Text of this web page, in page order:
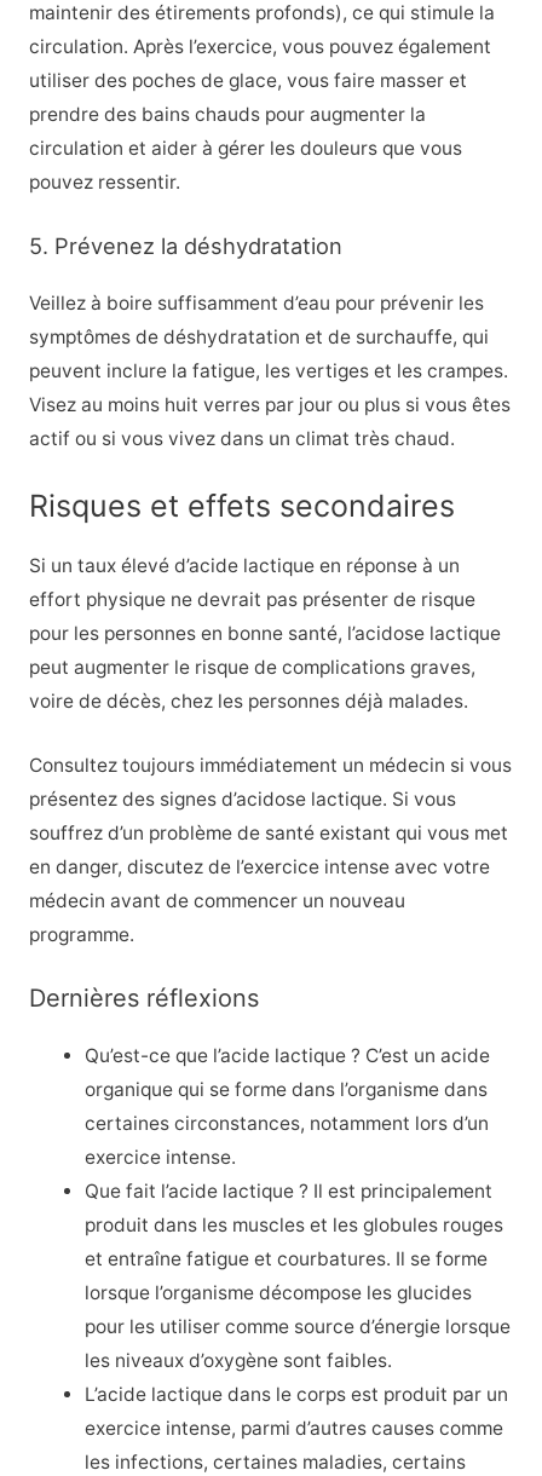
maintenir des étirements profonds), ce qui stimule la
circulation. Après l’exercice, vous pouvez également
utiliser des poches de glace, vous faire masser et
prendre des bains chauds pour augmenter la
circulation et aider à gérer les douleurs que vous
pouvez ressentir.
5. Prévenez la déshydratation
Veillez à boire suffisamment d’eau pour prévenir les
symptômes de déshydratation et de surchauffe, qui
peuvent inclure la fatigue, les vertiges et les crampes.
Visez au moins huit verres par jour ou plus si vous êtes
actif ou si vous vivez dans un climat très chaud.
Risques et effets secondaires
Si un taux élevé d’acide lactique en réponse à un
effort physique ne devrait pas présenter de risque
pour les personnes en bonne santé, l’acidose lactique
peut augmenter le risque de complications graves,
voire de décès, chez les personnes déjà malades.
Consultez toujours immédiatement un médecin si vous
présentez des signes d’acidose lactique. Si vous
souffrez d’un problème de santé existant qui vous met
en danger, discutez de l’exercice intense avec votre
médecin avant de commencer un nouveau
programme.
Dernières réflexions
Qu’est-ce que l’acide lactique ? C’est un acide
organique qui se forme dans l’organisme dans
certaines circonstances, notamment lors d’un
exercice intense.
Que fait l’acide lactique ? Il est principalement
produit dans les muscles et les globules rouges
et entraîne fatigue et courbatures. Il se forme
lorsque l’organisme décompose les glucides
pour les utiliser comme source d’énergie lorsque
les niveaux d’oxygène sont faibles.
L’acide lactique dans le corps est produit par un
exercice intense, parmi d’autres causes comme
les infections, certaines maladies, certains